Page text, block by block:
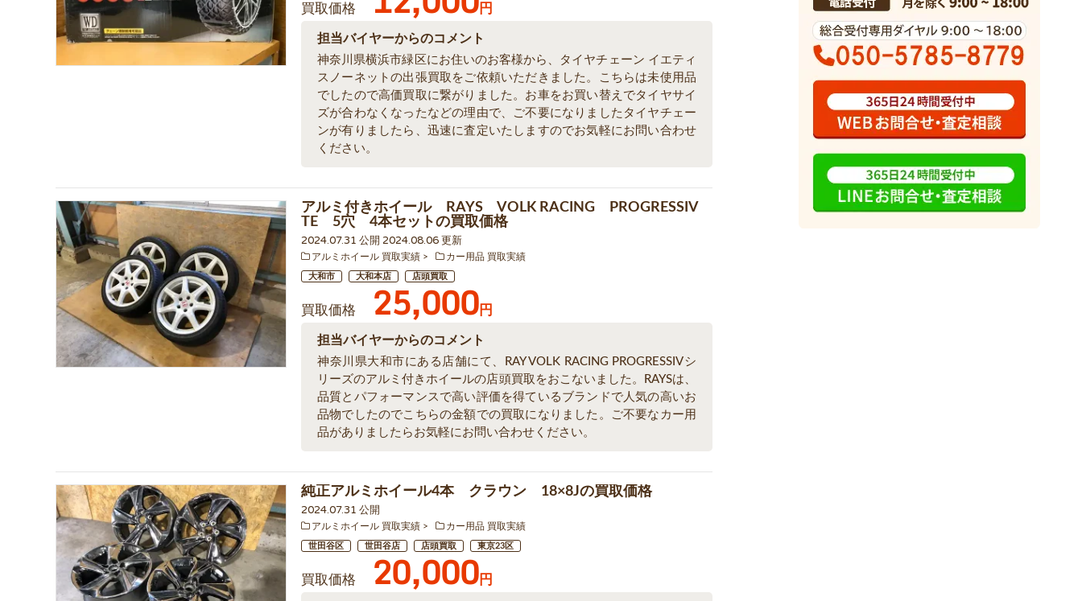
買取価格 円
担当バイヤーからのコメント
神奈川県横浜市緑区にお住いのお客様から、タイヤチェーン イエティ
スノーネットの出張買取をご依頼いただきました。こちらは未使用品
でしたので高価買取に繋がりました。お車をお買い替えでタイヤサイ
ズが合わなくなったなどの理由で、ご不要になりましたタイヤチェー
ンが有りましたら、迅速に査定いたしますのでお気軽にお問い合わせ
ください。
アルミ付きホイール RAYS VOLK RACING PROGRESSIV
TE 5穴 4本セットの買取価格
2024.07.31 公開 2024.08.06 更新
アルミホイール 買取実績 カー用品 買取実績
大和市 大和本店 店頭買取
買取価格 25,000円
担当バイヤーからのコメント
神奈川県大和市にある店舗にて、RAY VOLK RACING PROGRESSIVシ
リーズのアルミ付きホイールの店頭買取をおこないました。RAYSは、
品質とパフォーマンスで高い評価を得ているブランドで人気の高いお
品物でしたのでこちらの金額での買取になりました。ご不要なカー用
品がありましたらお気軽にお問い合わせください。
純正アルミホイール4本 クラウン 18×8Jの買取価格
2024.07.31 公開
アルミホイール 買取実績 カー用品 買取実績
世田谷区 世田谷店 店頭買取 東京23区
買取価格 20,000円